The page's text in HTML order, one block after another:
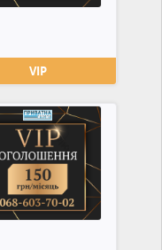
VIP